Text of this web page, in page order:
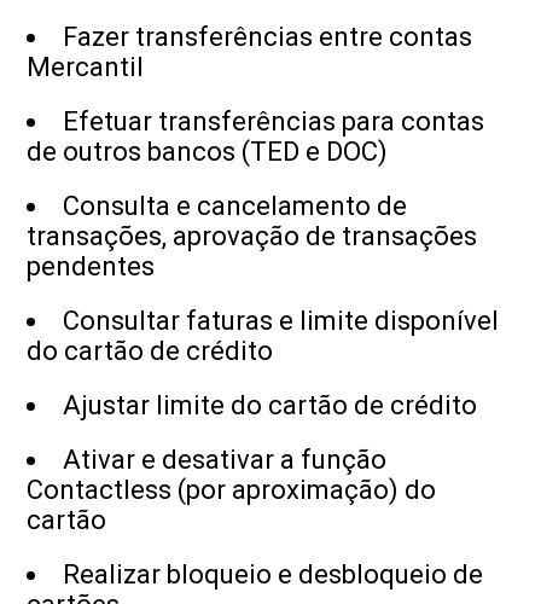
Fazer transferências entre contas
Mercantil
Efetuar transferências para contas
de outros bancos (TED e DOC)
Consulta e cancelamento de
transações, aprovação de transações
pendentes
Consultar faturas e limite disponível
do cartão de crédito
Ajustar limite do cartão de crédito
Ativar e desativar a função
Contactless (por aproximação) do
cartão
Realizar bloqueio e desbloqueio de